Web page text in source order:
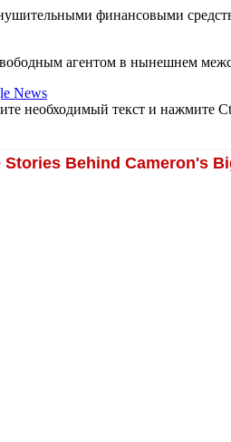
финансовыми
агентом в нынешнем
News
необходимый текст и нажмите